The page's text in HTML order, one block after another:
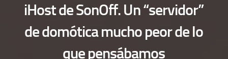
iHost de SonOff. Un “servidor”
de domótica mucho peor de lo
que pensábamos